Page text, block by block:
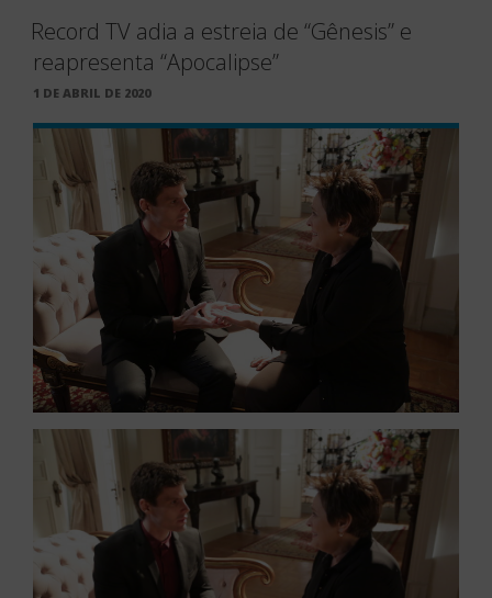
Record TV adia a estreia de “Gênesis” e
reapresenta “Apocalipse”
PUBLICADO
1 DE ABRIL DE 2020